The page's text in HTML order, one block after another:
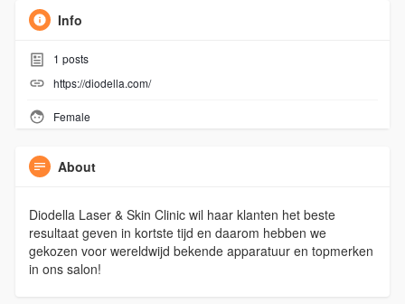
Info
1 posts
https://diodella.com/
Female
About
Diodella Laser & Skin Clinic wil haar klanten het beste
resultaat geven in kortste tijd en daarom hebben we
gekozen voor wereldwijd bekende apparatuur en topmerken
in ons salon!